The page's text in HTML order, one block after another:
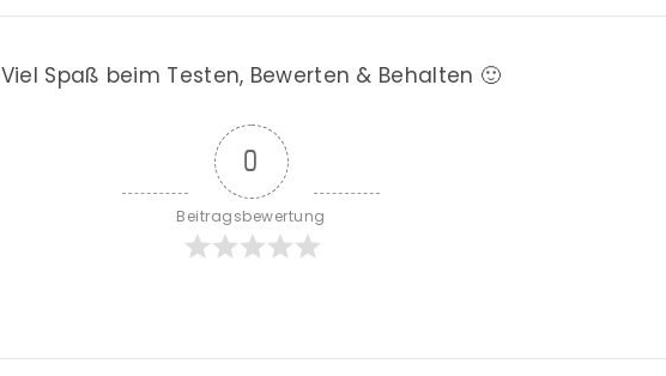
Viel Spaß beim Testen, Bewerten & Behalten 🙂
0
Beitragsbewertung